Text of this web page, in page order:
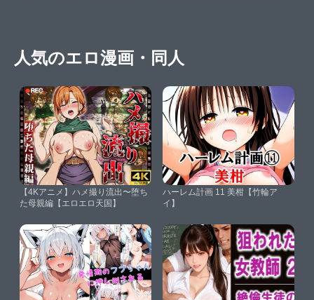
人気のエロ漫画・同人
【4Kアニメ】ハメ撮り流出〜堕ち
た母親編【エロエロ天国】
ハーレム計画 11 美柑【竹輪ア
イ】